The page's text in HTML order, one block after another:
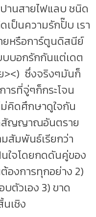
านสายไฟแลบ ชนิด
เป็นความรักปั๊บ เรา
ยหรือการ์ตูนดิสนีย์
บอกรักกันแต่เดต
><) ซึ่งจริงๆมันก็
ารที่จู่ๆก็กระโจน
ม่คิดศึกษาดูใจกัน
ดสัญญาณอันตราย
สัมพันธ์เรียกว่า
ใจโดยกดดันคู่ของ
องการทุกอย่าง 2)
ตัวเอง 3) ขาด
เชิง